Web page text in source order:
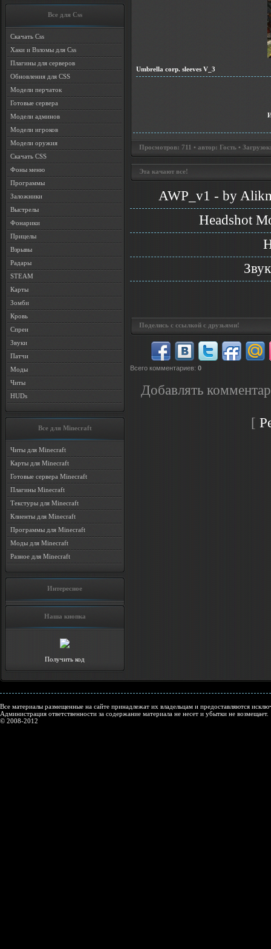
Все для Css
Скачать Css
Хаки и Взломы для Css
Плагины для серверов
Обновления для CSS
Модели перчаток
Готовые сервера
Модели админов
Модели игроков
Модели оружия
Скачать CSS
Фоны меню
Программы
Заложники
Выстрелы
Фонарики
Прицелы
Взрывы
Радары
STEAM
Карты
Зомби
Кровь
Спреи
Звуки
Патчи
Моды
Читы
HUDs
Все для Minecraft
Читы для Minecraft
Карты для Minecraft
Готовые сервера Minecraft
Плагины Minecraft
Текстуры для Minecraft
Клиенты для Minecraft
Программы для Minecraft
Моды для Minecraft
Разное для Minecraft
Интересное
Наша кнопка
Получить код
Umbrella corp. sleeves V_3
Просмотров: 711 • автор: Гость •
Эта качают все!
AWP_v1 - by
Headshot
Поделись с ссылкой с друзьями!
Всего комментариев: 0
Добавлять
[
Все материалы размещенные на сайте принадлежат их владельцам и предоставляются
Администрация ответственности за содержание материала не несет и убытки не возмещает.
© 2008-2012